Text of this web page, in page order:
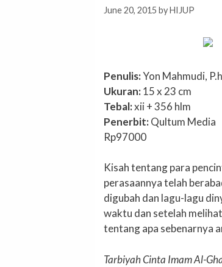
June 20, 2015 byHIJUP
Penulis:Yon Mahmudi,
Ukuran:15 x 23 cm
Tebal:xii + 356 hlm
Penerbit:Qultum Media
Rp97000
Kisah tentang para
perasaannya telah
digubah dan lagu-lagu
waktu dan setelah
tentang apa sebenarnya
Tarbiyah Cinta Imam Al-